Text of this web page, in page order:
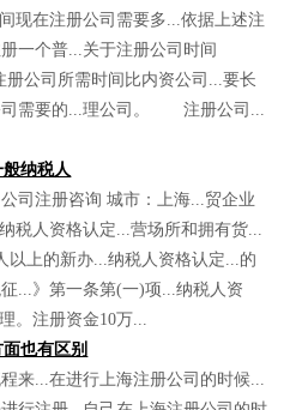
现在注册公司需要多...依据上述注
一个普...关于注册公司时间
公司所需时间比内资公司...要长
司需要的...理公司。 注册公司...
纳税人
注册咨询 城市：上海...贸企业
税人资格认定...营场所和拥有货...
以上的新办...纳税人资格认定...的
...》第一条第(一)项...纳税人资
。注册资金10万...
也有区别
来...在进行上海注册公司的时候...